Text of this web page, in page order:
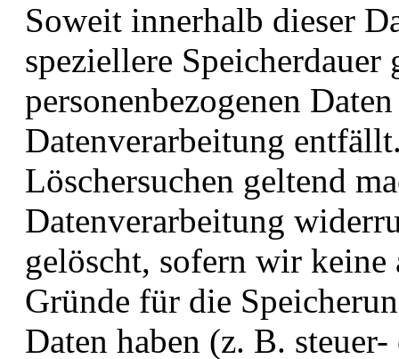
Soweit innerhalb dieser
speziellere
personenbezogenen
Datenverarbeitung
Löschersuchen geltend
Datenverarbeitung
gelöscht, sofern wir keine
Gründe für die
Daten haben (z. B.